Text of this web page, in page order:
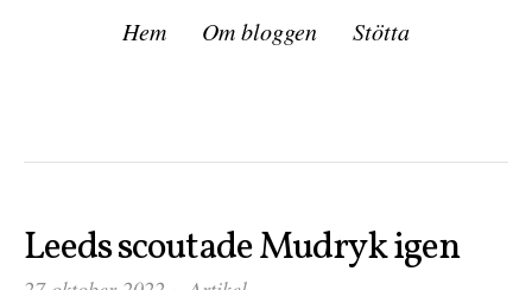
Hem Om bloggen Stötta
Leeds scoutade Mudryk igen